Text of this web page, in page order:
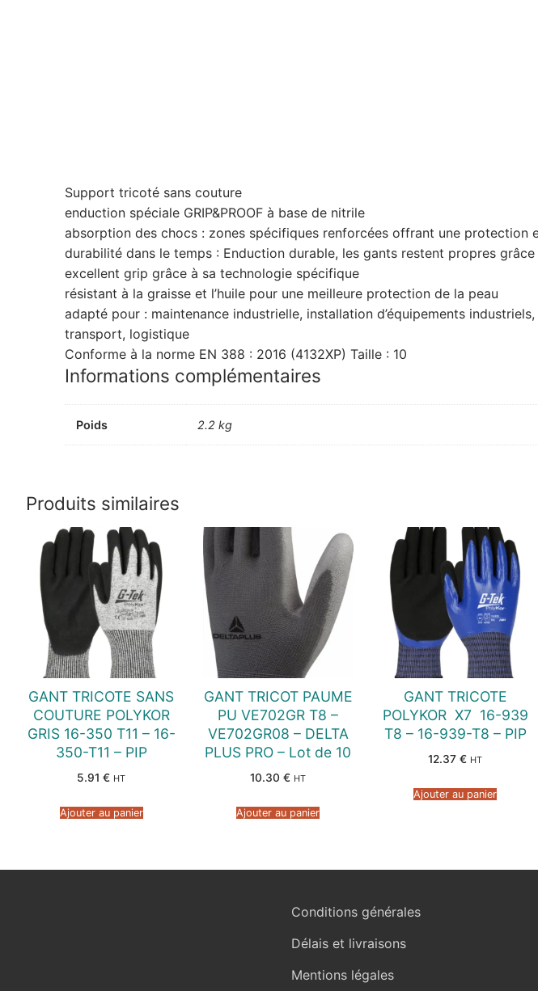
Support tricoté sans couture
enduction spéciale GRIP&PROOF à base de nitrile
absorption des chocs : zones spécifiques renforcées offrant une protection
durabilité dans le temps : Enduction durable, les gants restent propres
excellent grip grâce à sa technologie spécifique
résistant à la graisse et l’huile pour une meilleure protection de la peau
adapté pour : maintenance industrielle, installation d’équipements
transport, logistique
Conforme à la norme EN 388 : 2016 (4132XP) Taille : 10
Informations complémentaires
Poids 2.2 kg
Produits similaires
GANT TRICOTE SANS
COUTURE POLYKOR
GRIS 16-350 T11 – 16-
350-T11 – PIP
5.91€ HT
Ajouter au panier
GANT TRICOT PAUME
PU VE702GR T8 –
VE702GR08 – DELTA
PLUS PRO – Lot de 10
10.30€ HT
Ajouter au panier
GANT TRICOTE
POLYKOR  X7  16-939
T8 – 16-939-T8 – PIP
12.37€ HT
Ajouter au panier
Conditions générales
Délais et livraisons
Mentions légales